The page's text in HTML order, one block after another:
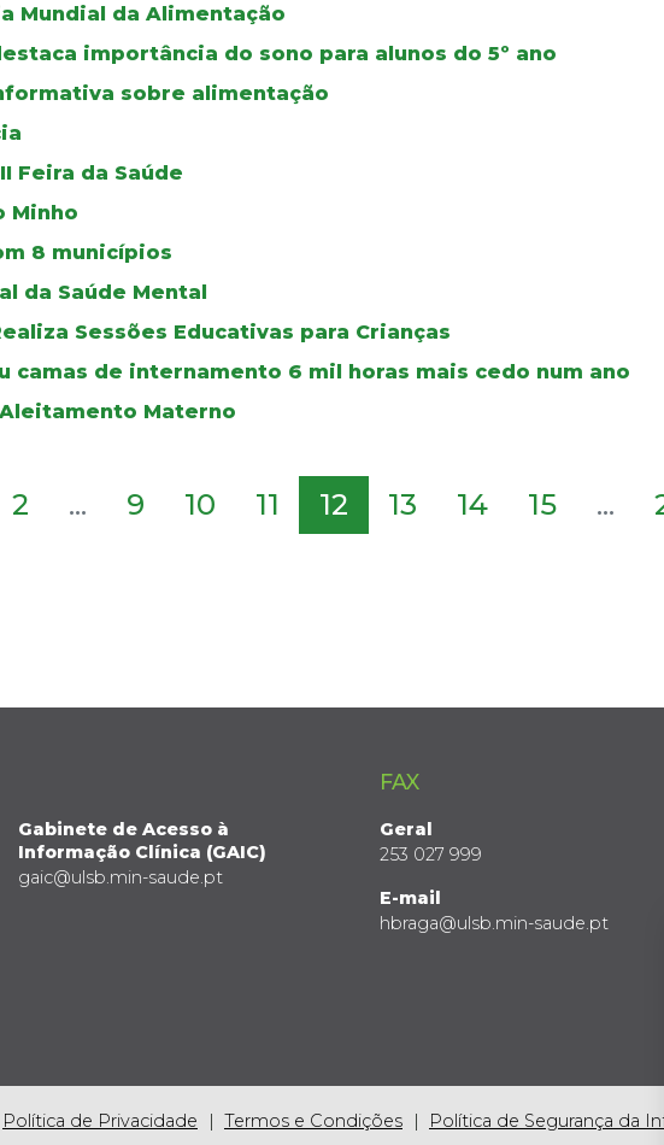
Mundial da Alimentação
importância do sono para alunos do 5º ano
sobre alimentação
Feira da Saúde
Minho
8 municípios
da Saúde Mental
Sessões Educativas para Crianças
de internamento 6 mil horas mais cedo num ano
Aleitamento Materno
2 ... 9 10 11 12 13 14 15 ...
Gabinete de Acesso à
Informação Clínica (GAIC)
gaic@ulsb.min-saude.pt
FAX
Geral
253 027 999
E-mail
hbraga@ulsb.min-saude.pt
Política de Privacidade Termos e Condições
Política de Segurança da